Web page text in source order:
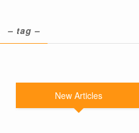
– tag –
New Articles